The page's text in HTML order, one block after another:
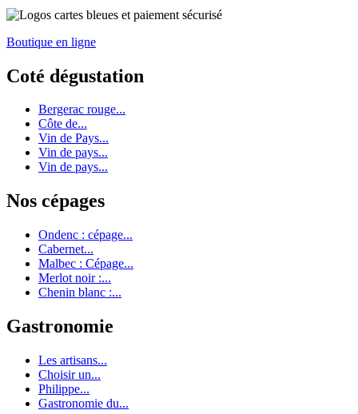
Boutique en ligne
Coté dégustation
Bergerac rouge...
Côte de...
Vin de Pays...
Vin de pays...
Vin de pays...
Nos cépages
Ondenc : cépage...
Cabernet...
Malbec : Cépage...
Merlot noir :...
Chenin blanc :...
Gastronomie
Les artisans...
Choisir un...
Philippe...
Gastronomie du...